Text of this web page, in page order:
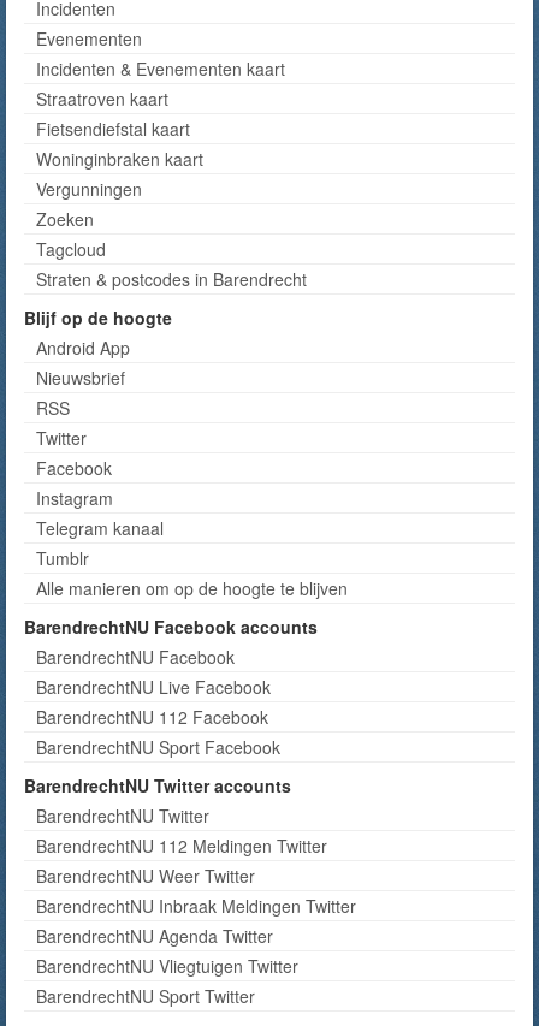
Incidenten
Evenementen
Incidenten & Evenementen kaart
Straatroven kaart
Fietsendiefstal kaart
Woninginbraken kaart
Vergunningen
Zoeken
Tagcloud
Straten & postcodes in Barendrecht
Blijf op de hoogte
Android App
Nieuwsbrief
RSS
Twitter
Facebook
Instagram
Telegram kanaal
Tumblr
Alle manieren om op de hoogte te blijven
BarendrechtNU Facebook accounts
BarendrechtNU Facebook
BarendrechtNU Live Facebook
BarendrechtNU 112 Facebook
BarendrechtNU Sport Facebook
BarendrechtNU Twitter accounts
BarendrechtNU Twitter
BarendrechtNU 112 Meldingen Twitter
BarendrechtNU Weer Twitter
BarendrechtNU Inbraak Meldingen Twitter
BarendrechtNU Agenda Twitter
BarendrechtNU Vliegtuigen Twitter
BarendrechtNU Sport Twitter